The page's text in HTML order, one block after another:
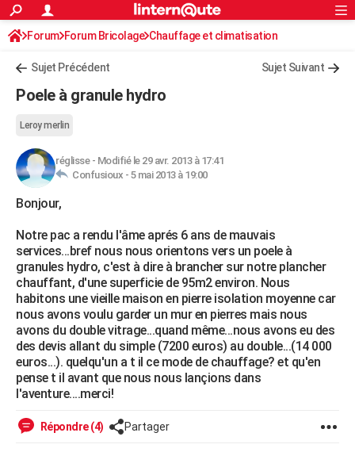
ACTUALITÉS
Politique
Société
Faits Divers
Education
Monde
Villes
+
AUTO
Essais
Réserver un essai
Citadines
Berlines
SUV
Forum auto
+HIGH-TECH
Mobiles
Meilleur smartphone
Internet
Ordinateurs
Jeux vidéo
Guide high-tech
+BRICOLAGE
Forum
Aménagement intérieur
Extérieur
Cuisine
Salle de bains
Jardinage
Rangement
WEEK-END
Guides de France
Escapades
Patrimoine
Expositions
Musées
Week-end nature
+LIFESTYLE
Art de vivre
Bien-être
Loisirs
Mode
Modes de vie
SANTE
Alimentation
Guide de la santé
Maladies
Médicaments
Sommeil
VOYAGE
Destinations
City break
Voyage nature
Voyage de noces
PHOTO
Rechercher
S'inscrire
Connexion
Forum Forum Bricolage Chauffage et climatisation
Sujet Précédent Sujet Suivant
Poele à granule hydro
Leroy merlin
réglisse- Modifié le 29 avr. 2013 à 17:41
Confusioux - 5 mai 2013 à 19:00
Bonjour,
Notre pac a rendu l'âme aprés 6 ans de mauvais
services...bref nous nous orientons vers un poele à
granules hydro, c'est à dire à brancher sur notre plancher
chauffant, d'une superficie de 95m2 environ. Nous
habitons une vieille maison en pierre isolation moyenne car
nous avons voulu garder un mur en pierres mais nous
avons du double vitrage...quand même...nous avons eu des
des devis allant du simple (7200 euros) au double...(14 000
euros...). quelqu'un a t il ce mode de chauffage? et qu'en
pense t il avant que nous nous lançions dans
l'aventure....merci!
Répondre (4) Partager